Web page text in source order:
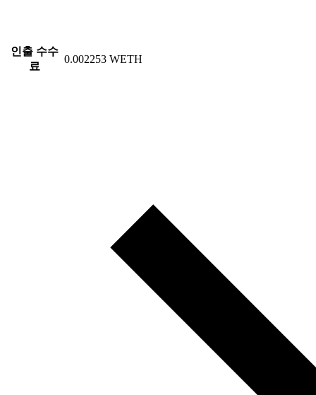
인출 수수
료
0.002253 WETH